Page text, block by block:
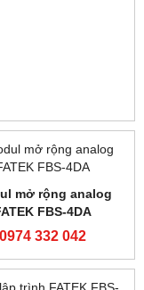
PWS6600S-S
0974 332 042